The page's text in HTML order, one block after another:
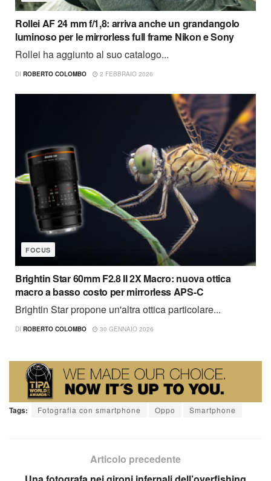
Rollei AF 24 mm f/1,8: arriva anche un grandangolo
luminoso per le mirrorless full frame Nikon e Sony
Rollei ha aggiunto al suo catalogo...
DI ROBERTO COLOMBO 2 FEBBRAIO 2026
FOCUS
Brightin Star 60mm F2.8 II 2X Macro: nuova ottica
macro a basso costo per mirrorless APS-C
Brightin Star propone un'altra ottica particolare...
DI ROBERTO COLOMBO 30 GENNAIO 2026
Tags: Fotografia con smartphone Oppo Smartphone
Articolo precedente